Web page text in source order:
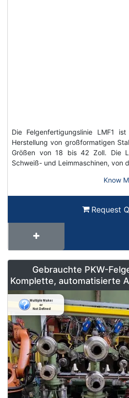
Die Felgenfertigungslinie LMF1
Herstellung von großformatigen
Größen von 18 bis 42 Zoll. Die
Schweiß- und Leimmaschinen, von
Know
Request
Gebrauchte PKW-
Komplette, automatisierte
&